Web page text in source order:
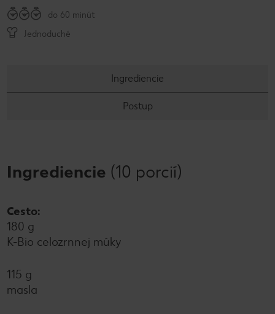
do 60 minút
Jednoduché
Ingrediencie
Postup
Ingrediencie (10 porcií)
Cesto:
180 g
K-Bio celozrnnej múky
115 g
masla